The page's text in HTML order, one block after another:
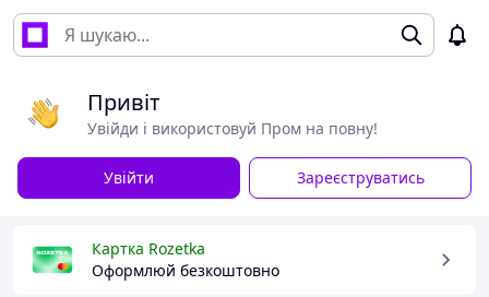
Привіт
Увійди і використовуй Пром на повну!
Увійти Зареєструватись
Картка Rozetka
Оформлюй безкоштовно